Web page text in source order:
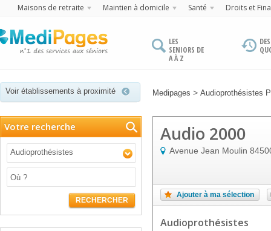
Maisons de retraite Maintien à domicile Santé Droits et
LES
SENIORS DE
A À Z
Voir établissements à proximité Medipages > Audioprothésistes
Votre recherche
Audioprothésistes
RECHERCHER
Audio 2000
Avenue Jean Moulin
Ajouter à ma sélection
Audioprothésistes